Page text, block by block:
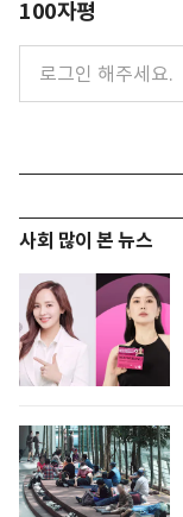
100자평
사회 많이 본 뉴스